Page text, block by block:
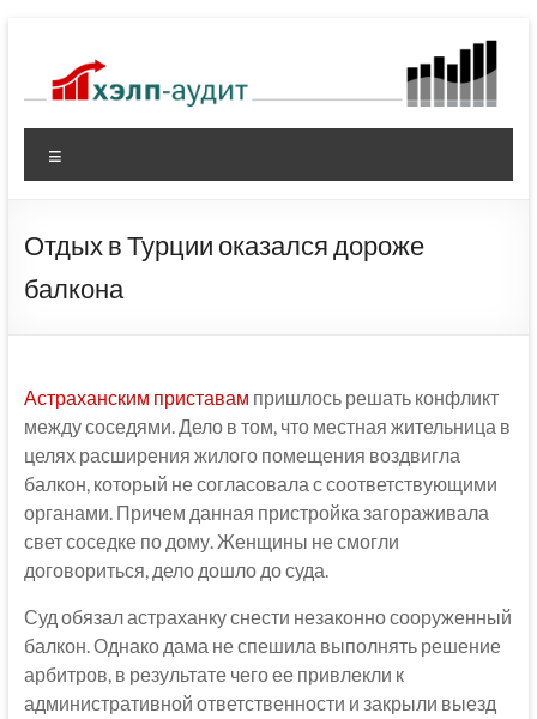
содержимому
Отдых в Турции оказался дороже
балкона
Астраханским приставам пришлось решать конфликт
между соседями. Дело в том, что местная жительница в
целях расширения жилого помещения воздвигла
балкон, который не согласовала с соответствующими
органами. Причем данная пристройка загораживала
свет соседке по дому. Женщины не смогли
договориться, дело дошло до суда.
Суд обязал астраханку снести незаконно сооруженный
балкон. Однако дама не спешила выполнять решение
арбитров, в результате чего ее привлекли к
административной ответственности и закрыли выезд